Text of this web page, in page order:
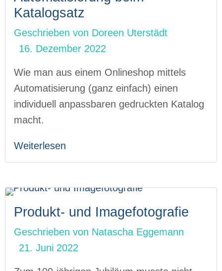
Katalogsatz
Geschrieben von Doreen Uterstädt
16. Dezember 2022
Wie man aus einem Onlineshop mittels
Automatisierung (ganz einfach) einen
individuell anpassbaren gedruckten Katalog
macht.
Weiterlesen
Produkt- und Imagefotografie
Geschrieben von Natascha Eggemann
21. Juni 2022